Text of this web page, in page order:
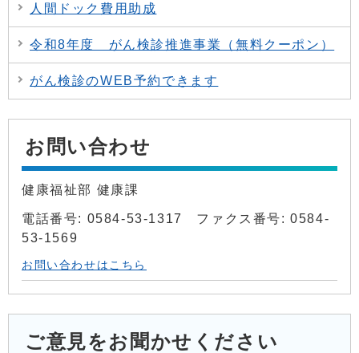
人間ドック費用助成
令和8年度 がん検診推進事業（無料クーポン）
がん検診のWEB予約できます
お問い合わせ
健康福祉部 健康課
電話番号: 0584-53-1317 ファクス番号: 0584-
53-1569
お問い合わせはこちら
ご意見をお聞かせください